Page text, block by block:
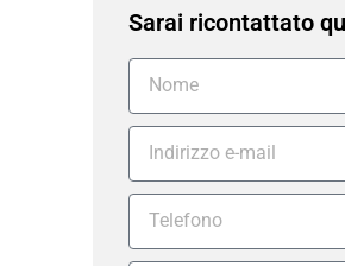
Sarai ricontattato